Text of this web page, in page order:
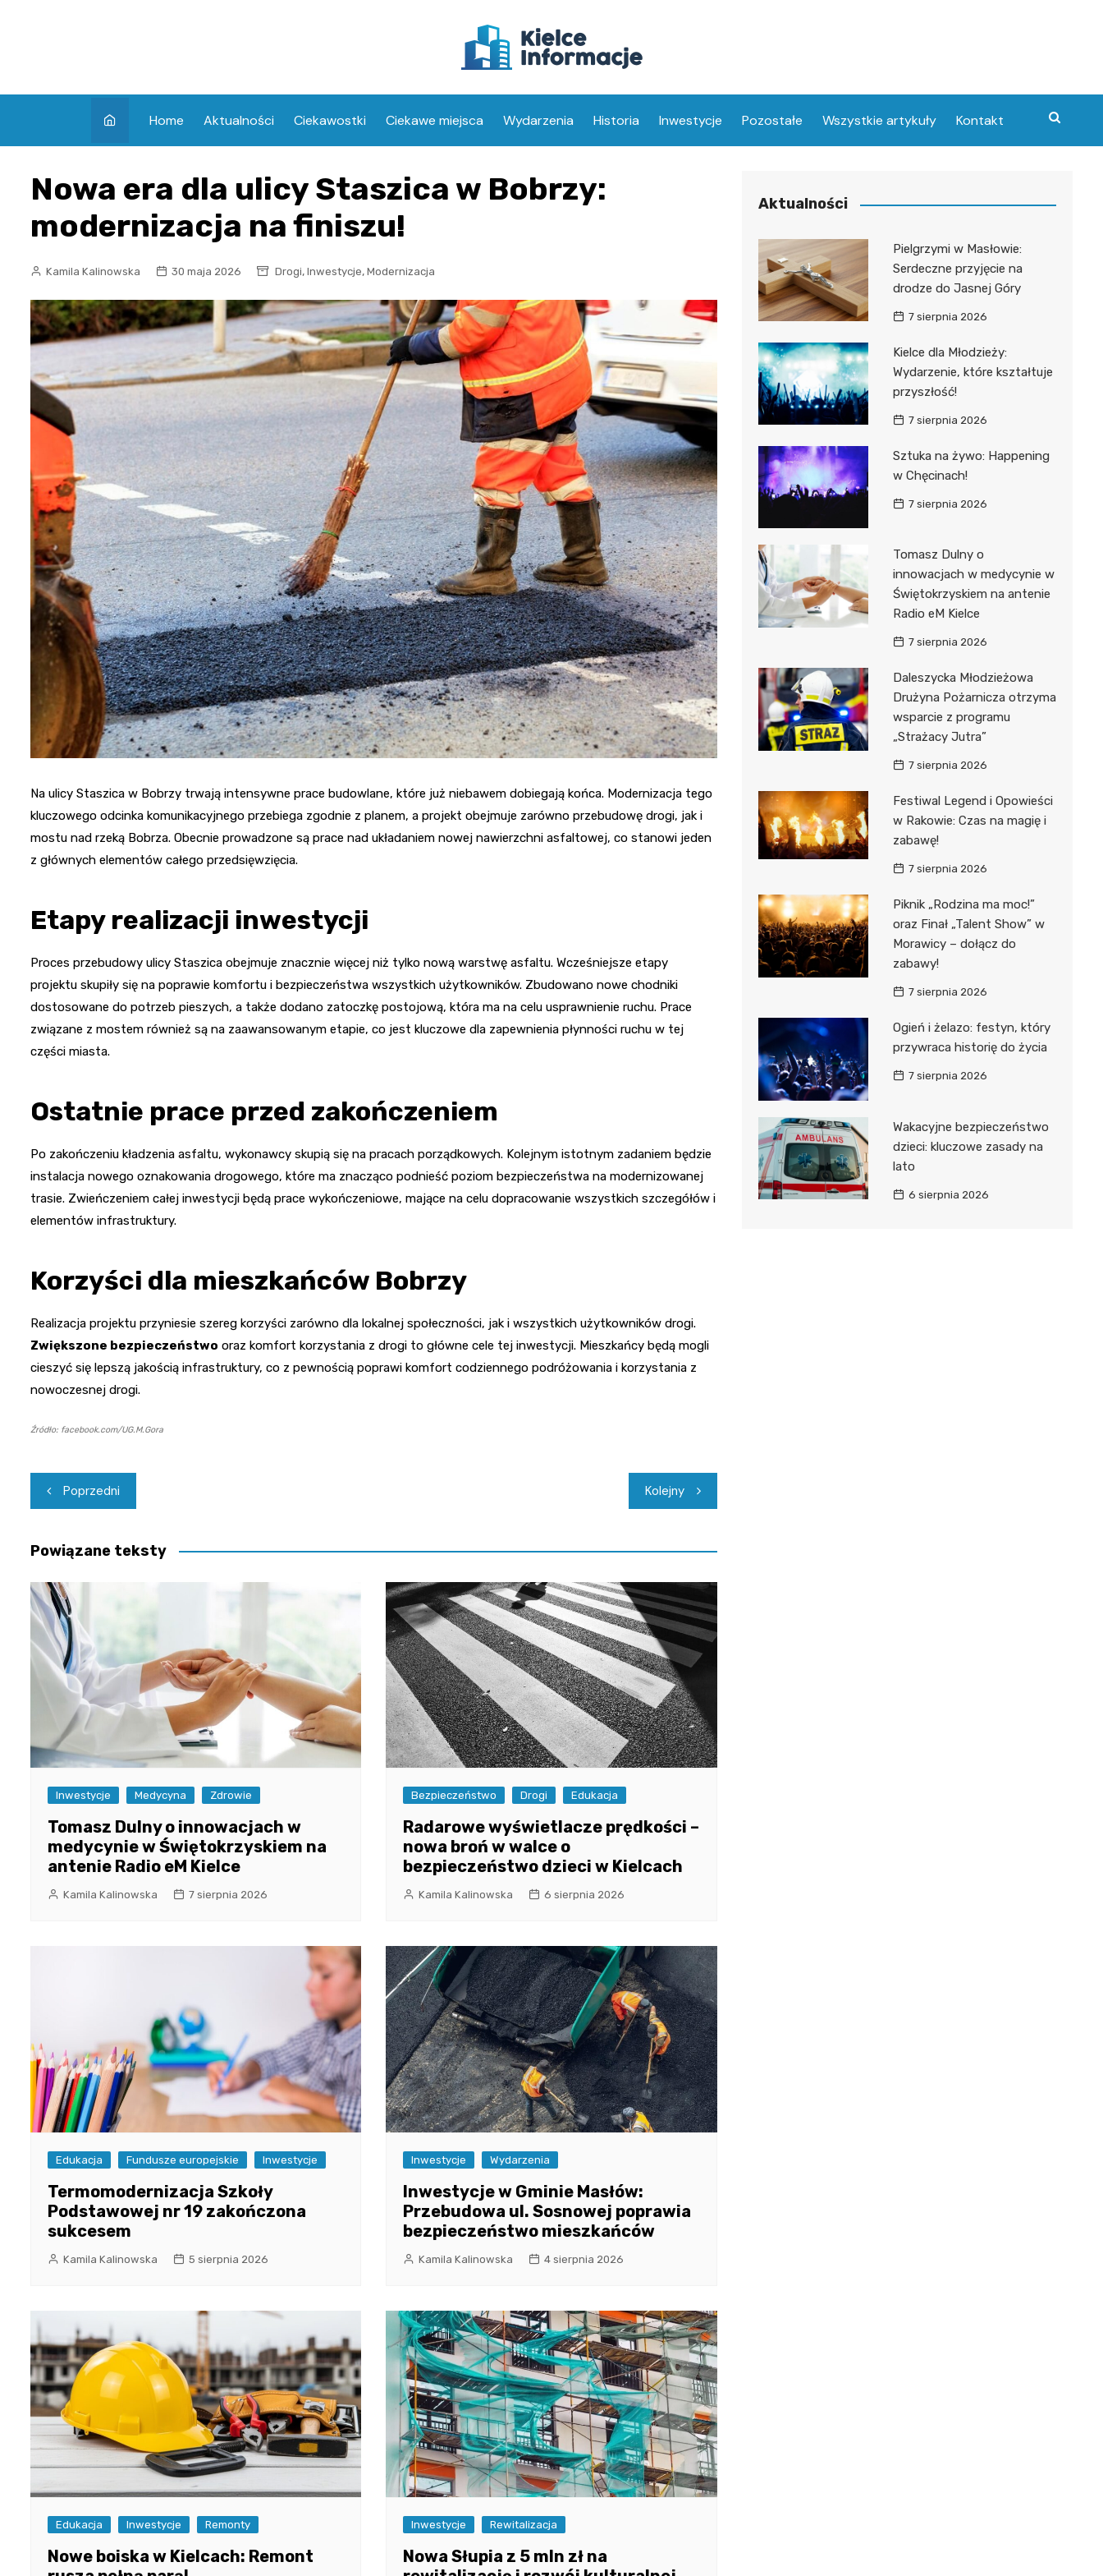
Home Aktualności Ciekawostki Ciekawe miejsca Wydarzenia Historia Inwestycje Pozostałe Wszystkie artykuły Kontakt
Nowa era dla ulicy Staszica w Bobrzy:
modernizacja na finiszu!
Kamila Kalinowska 30 maja 2026 Drogi, Inwestycje, Modernizacja
Na ulicy Staszica w Bobrzy trwają intensywne prace budowlane, które już niebawem dobiegają końca. Modernizacja tego
kluczowego odcinka komunikacyjnego przebiega zgodnie z planem, a projekt obejmuje zarówno przebudowę drogi, jak i
mostu nad rzeką Bobrza. Obecnie prowadzone są prace nad układaniem nowej nawierzchni asfaltowej, co stanowi jeden
z głównych elementów całego przedsięwzięcia.
Etapy realizacji inwestycji
Proces przebudowy ulicy Staszica obejmuje znacznie więcej niż tylko nową warstwę asfaltu. Wcześniejsze etapy
projektu skupiły się na poprawie komfortu i bezpieczeństwa wszystkich użytkowników. Zbudowano nowe chodniki
dostosowane do potrzeb pieszych, a także dodano zatoczkę postojową, która ma na celu usprawnienie ruchu. Prace
związane z mostem również są na zaawansowanym etapie, co jest kluczowe dla zapewnienia płynności ruchu w tej
części miasta.
Ostatnie prace przed zakończeniem
Po zakończeniu kładzenia asfaltu, wykonawcy skupią się na pracach porządkowych. Kolejnym istotnym zadaniem będzie
instalacja nowego oznakowania drogowego, które ma znacząco podnieść poziom bezpieczeństwa na modernizowanej
trasie. Zwieńczeniem całej inwestycji będą prace wykończeniowe, mające na celu dopracowanie wszystkich szczegółów i
elementów infrastruktury.
Korzyści dla mieszkańców Bobrzy
Realizacja projektu przyniesie szereg korzyści zarówno dla lokalnej społeczności, jak i wszystkich użytkowników drogi.
Zwiększone bezpieczeństwo oraz komfort korzystania z drogi to główne cele tej inwestycji. Mieszkańcy będą mogli
cieszyć się lepszą jakością infrastruktury, co z pewnością poprawi komfort codziennego podróżowania i korzystania z
nowoczesnej drogi.
Źródło: facebook.com/UG.M.Gora
Nawigacja
wpisu
Poprzedni Kolejny
Powiązane teksty
Inwestycje Medycyna Zdrowie
Tomasz Dulny o innowacjach w
medycynie w Świętokrzyskiem na
antenie Radio eM Kielce
Kamila Kalinowska 7 sierpnia 2026
Bezpieczeństwo Drogi Edukacja
Radarowe wyświetlacze prędkości –
nowa broń w walce o
bezpieczeństwo dzieci w Kielcach
Kamila Kalinowska 6 sierpnia 2026
Edukacja Fundusze europejskie Inwestycje
Termomodernizacja Szkoły
Podstawowej nr 19 zakończona
sukcesem
Kamila Kalinowska 5 sierpnia 2026
Inwestycje Wydarzenia
Inwestycje w Gminie Masłów:
Przebudowa ul. Sosnowej poprawia
bezpieczeństwo mieszkańców
Kamila Kalinowska 4 sierpnia 2026
Edukacja Inwestycje Remonty
Nowe boiska w Kielcach: Remont
Inwestycje Rewitalizacja
Nowa Słupia z 5 mln zł na
Aktualności
Pielgrzymi w Masłowie:
Serdeczne przyjęcie na
drodze do Jasnej Góry
7 sierpnia 2026
Kielce dla Młodzieży:
Wydarzenie, które kształtuje
przyszłość!
7 sierpnia 2026
Sztuka na żywo: Happening
w Chęcinach!
7 sierpnia 2026
Tomasz Dulny o
innowacjach w medycynie w
Świętokrzyskiem na antenie
Radio eM Kielce
7 sierpnia 2026
Daleszycka Młodzieżowa
Drużyna Pożarnicza otrzyma
wsparcie z programu
„Strażacy Jutra”
7 sierpnia 2026
Festiwal Legend i Opowieści
w Rakowie: Czas na magię i
zabawę!
7 sierpnia 2026
Piknik „Rodzina ma moc!”
oraz Finał „Talent Show” w
Morawicy – dołącz do
zabawy!
7 sierpnia 2026
Ogień i żelazo: festyn, który
przywraca historię do życia
7 sierpnia 2026
Wakacyjne bezpieczeństwo
dzieci: kluczowe zasady na
lato
6 sierpnia 2026